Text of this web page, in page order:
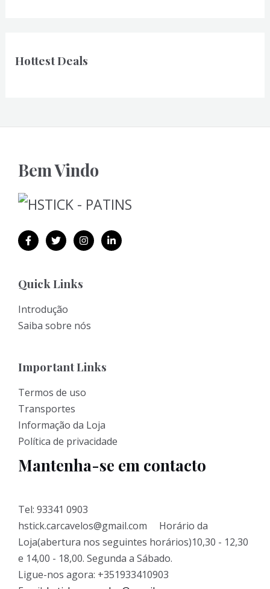
Hottest Deals
Bem Vindo
Quick Links
Introdução
Saiba sobre nós
Important Links
Termos de uso
Transportes
Informação da Loja
Política de privacidade
Mantenha-se em contacto
Tel: 93341 0903
hstick.carcavelos@gmail.com Horário da
Loja(abertura nos seguintes horários)10,30 - 12,30
e 14,00 - 18,00. Segunda a Sábado.
Ligue-nos agora: +351933410903